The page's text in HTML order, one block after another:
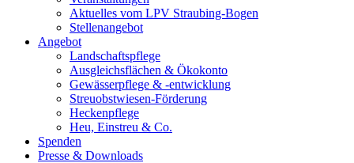
Aktuelles vom LPV Straubing-Bogen
Stellenangebot
Angebot
Landschaftspflege
Ausgleichsflächen & Ökokonto
Gewässerpflege & -entwicklung
Streuobstwiesen-Förderung
Heckenpflege
Heu, Einstreu & Co.
Spenden
Presse & Downloads